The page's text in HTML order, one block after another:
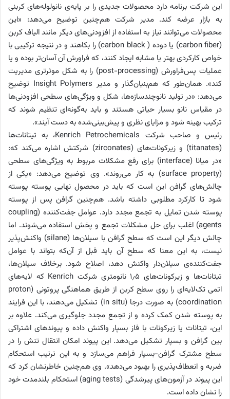
این شرکت برنامه دارد محصولات جدیدی را بر پایه‌ی نانولوله‌های کربنی
به بازار عرضه کند. مدیر شرکت هم‌چنین توضیح می‌دهد: «این
محصولات می‌توانند نیاز به استفاده از افزودنی‌های دیگر مانند الیاف کربن
(carbon fiber) یا دوده ( carbon black) را بکاهند و در نتیجه ترکیبی با
خواص کارکردی بهتر یا مشابه ایجاد کنند، که فراورش آن آسان‌تر بوده و یا
عملیات پس‌فراورش (post-processing) را به شکل موثرتری مدیریت
کند». همان‌طور که هم‌بنیان‌گذار و مدیر Insight Polymers توضیح
می‌دهد: «در تولید نانوچندسازه‌ها، شکل و ویژگی‌های سطحی افزودنی‌ها
در مقیاس نانو بسیار حیاتی هستند و باید به‌گونه‌ای تنظیم شوند که
ترکیب بهینه شود و مزایای نظری و پیش‌بینی‌شده به دست آیند».
رئیس و صاحب شرکت Kenrich Petrochemicals، به تیتانات‌ها
(titanates) و زیرکونات‌های (zirconates) شرکتش اشاره می‌کند که:
«در میانا (interface) برای رفع مشکلات مربوط به ویژگی‌های سطحی
(surface property) به کار می‌روند». وی توضیح می‌دهد: «یکی از
چالش‌های گرافن این است که باید در محصول نهایی پوسته پوسته
شود تا کارکرد مطلوبی داشته باشد. هم‌چنین گرافن پس از پوسته
پوسته شدن تمایل به تجمع مجدد دارد. عوامل جفت‌کننده (coupling
agents) اغلب برای حل مشکلات تجمع و پخش استفاده می‌شوند. اما
چالش دیگر این است که سطح گرافن با سیلان‌ها (silane) واکنش‌پذیر
نیست، به این معنا که سطح آن‌ باید قبل از آن‌که بتواند با عوامل
جفت‌کننده‌ی سیلان‌دار واکنش دهد، اصلاح شود. برخلاف سیلان‌ها،
تیتانات‌ها و زیرکونات‌های ۱٫۵ نانومتری شرکت Kenrich که لایه‌های
اتمی تک‌لایه‌ای را روی سطح کربن از طریق هماهنگی پروتونی (proton
coordination) به صورت درجا (in situ) تشکیل می‌دهند، با این فرایند
به پوسته شدن کمک کرده و از تجمع مجدد جلوگیری می‌کند. علاوه بر
این، تیتانات یا زیرکونات با فاز بسپار واکنش داده و پیوندهای اشتراکی
بین گرافن و بسپار تشکیل می‌دهد. این پیوند امکان انتقال تنش را در
سطح مشترک گرافن-بسپار فراهم می‌سازد و به این ترتیب استحکام
ضربه و انعطاف‌پذیری را بهبود می‌دهد». وی هم‌چنین خاطرنشان کرد که
این پیوند در آزمون‌های پیرشدگی (aging tests) استحکام بلندمدت خود
را نشان داده است.